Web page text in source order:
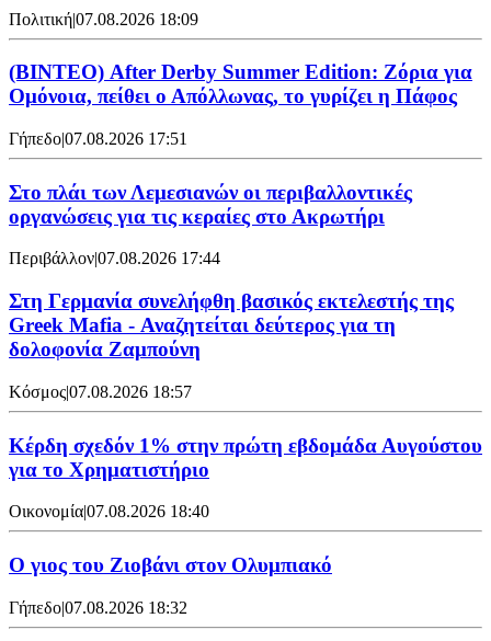
Πολιτική|07.08.2026 18:09
(ΒΙΝΤΕΟ) After Derby Summer Edition: Ζόρια για
Ομόνοια, πείθει ο Απόλλωνας, το γυρίζει η Πάφος
Γήπεδο|07.08.2026 17:51
Στο πλάι των Λεμεσιανών οι περιβαλλοντικές
οργανώσεις για τις κεραίες στο Ακρωτήρι
Περιβάλλον|07.08.2026 17:44
Στη Γερμανία συνελήφθη βασικός εκτελεστής της
Greek Mafia - Αναζητείται δεύτερος για τη
δολοφονία Ζαμπούνη
Κόσμος|07.08.2026 18:57
Κέρδη σχεδόν 1% στην πρώτη εβδομάδα Αυγούστου
για το Χρηματιστήριο
Οικονομία|07.08.2026 18:40
Ο γιος του Ζιοβάνι στον Ολυμπιακό
Γήπεδο|07.08.2026 18:32